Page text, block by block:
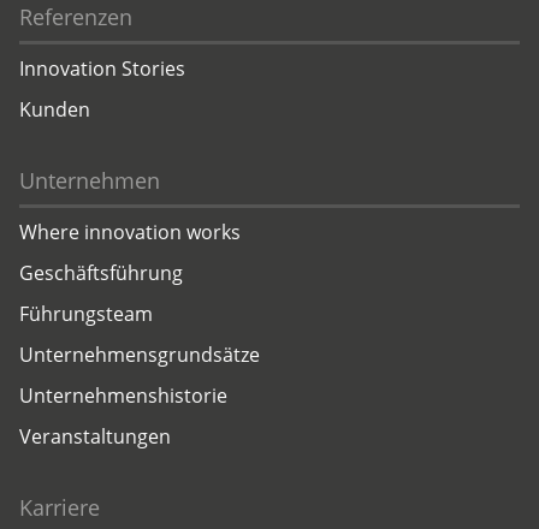
Referenzen
Innovation Stories
Kunden
Unternehmen
Where innovation works
Geschäftsführung
Führungsteam
Unternehmensgrundsätze
Unternehmenshistorie
Veranstaltungen
Karriere